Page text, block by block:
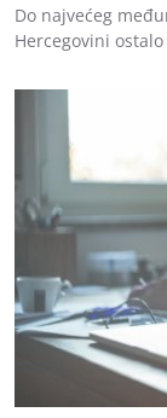
Do najvećeg
Hercegovini ostalo